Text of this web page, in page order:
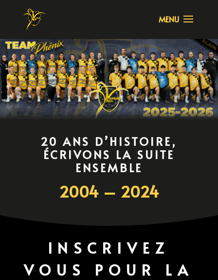
20 ANS D’HISTOIRE,
ÉCRIVONS LA SUITE
ENSEMBLE
2004 – 2024
INSCRIVEZ
VOUS POUR LA